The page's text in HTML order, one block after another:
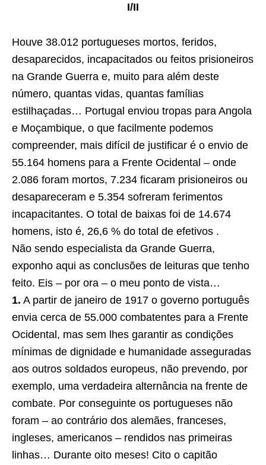
I/II
Houve 38.012 portugueses mortos, feridos,
desaparecidos, incapacitados ou feitos prisioneiros
na Grande Guerra e, muito para além deste
número, quantas vidas, quantas famílias
estilhaçadas… Portugal enviou tropas para Angola
e Moçambique, o que facilmente podemos
compreender, mais difícil de justificar é o envio de
55.164 homens para a Frente Ocidental – onde
2.086 foram mortos, 7.234 ficaram prisioneiros ou
desapareceram e 5.354 sofreram ferimentos
incapacitantes. O total de baixas foi de 14.674
homens, isto é, 26,6 % do total de efetivos .
Não sendo especialista da Grande Guerra,
exponho aqui as conclusões de leituras que tenho
feito. Eis – por ora – o meu ponto de vista…
1. A partir de janeiro de 1917 o governo português
envia cerca de 55.000 combatentes para a Frente
Ocidental, mas sem lhes garantir as condições
mínimas de dignidade e humanidade asseguradas
aos outros soldados europeus, não prevendo, por
exemplo, uma verdadeira alternância na frente de
combate. Por conseguinte os portugueses não
foram – ao contrário dos alemães, franceses,
ingleses, americanos – rendidos nas primeiras
linhas… Durante oito meses! Cito o capitão